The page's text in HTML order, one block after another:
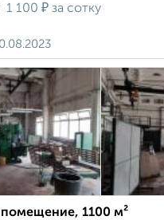
1 100 ₽ за сотку
1100 м²